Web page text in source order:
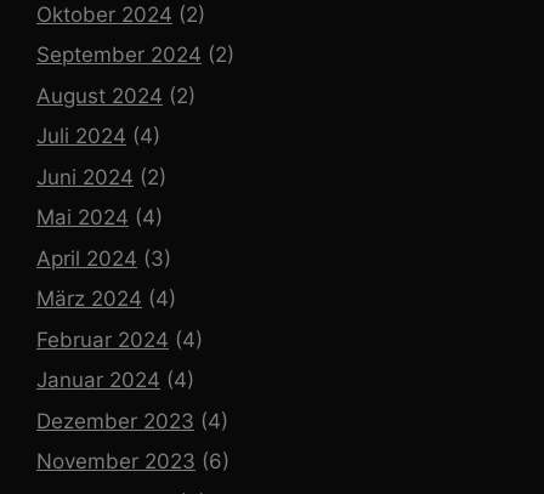
Oktober 2024 (2)
September 2024 (2)
August 2024 (2)
Juli 2024 (4)
Juni 2024 (2)
Mai 2024 (4)
April 2024 (3)
März 2024 (4)
Februar 2024 (4)
Januar 2024 (4)
Dezember 2023 (4)
November 2023 (6)